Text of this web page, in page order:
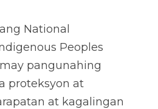
National
Peoples
pangunahing
proteksyon at
at kagalingan